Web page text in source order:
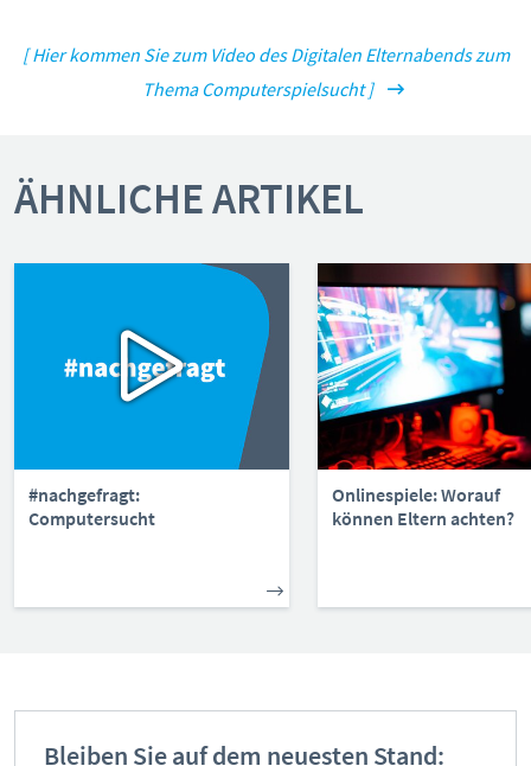
[ Hier kommen Sie zum Video des Digitalen Elternabends zum
Thema Computerspielsucht ]
ÄHNLICHE ARTIKEL
#nachgefragt:
Computersucht
Onlinespiele: Worauf
können Eltern achten?
Bleiben Sie auf dem neuesten Stand: